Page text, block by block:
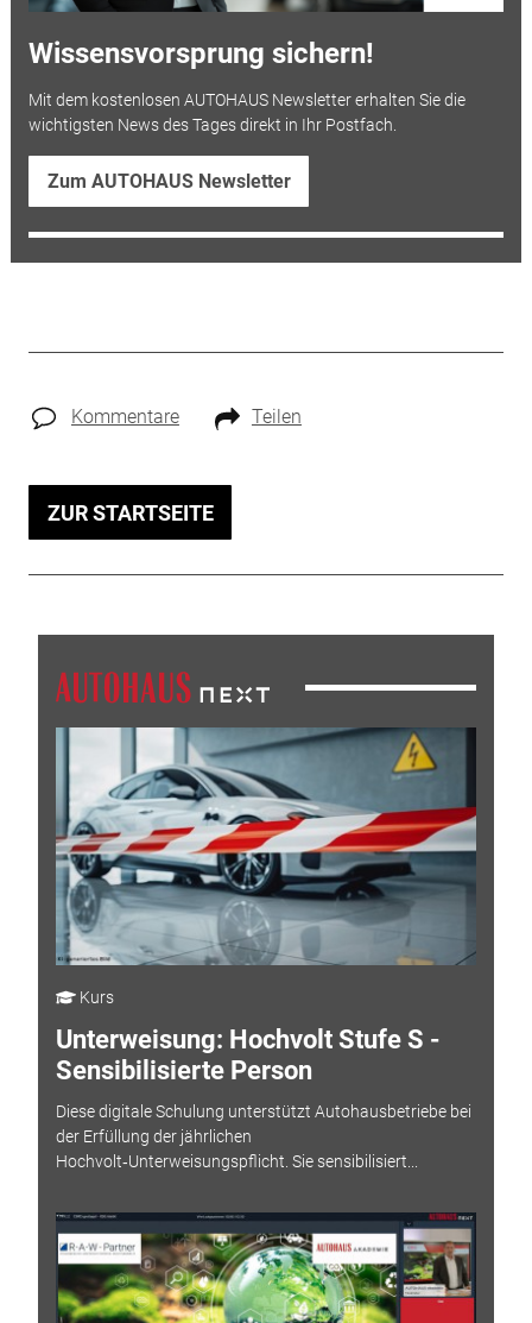
Wissensvorsprung sichern!
Mit dem kostenlosen AUTOHAUS Newsletter erhalten Sie die
wichtigsten News des Tages direkt in Ihr Postfach.
Zum AUTOHAUS Newsletter
Kommentare Teilen
ZUR STARTSEITE
Kurs
Unterweisung: Hochvolt Stufe S -
Sensibilisierte Person
Diese digitale Schulung unterstützt Autohausbetriebe bei
der Erfüllung der jährlichen
Hochvolt‑Unterweisungspflicht. Sie sensibilisiert...